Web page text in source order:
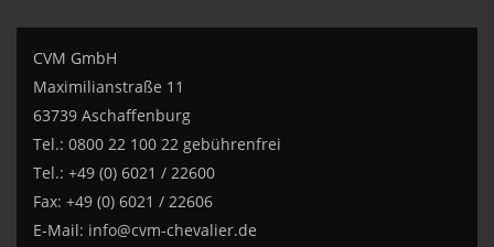
CVM GmbH
Maximilianstraße 11
63739 Aschaffenburg
Tel.: 0800 22 100 22 gebührenfrei
Tel.: +49 (0) 6021 / 22600
Fax: +49 (0) 6021 / 22606
E-Mail: info@cvm-chevalier.de